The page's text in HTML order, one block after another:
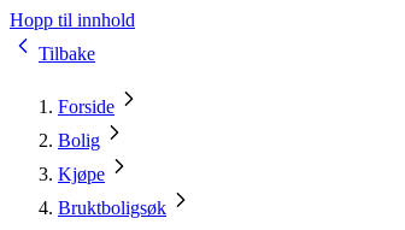
Hopp til innhold
Tilbake
Forside
Bolig
Kjøpe
Bruktboligsøk